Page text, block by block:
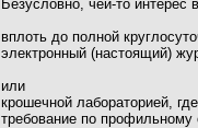
Безусловно, чей-то интерес
вплоть до полной
электронный (настоящий)
или
крошечной лабораторией,
требование по профильному